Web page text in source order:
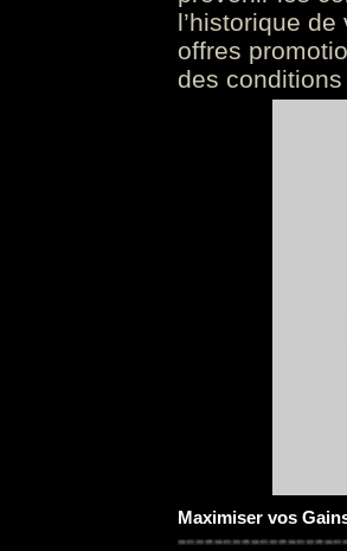
l’historique
offres
des
Maximiser vos